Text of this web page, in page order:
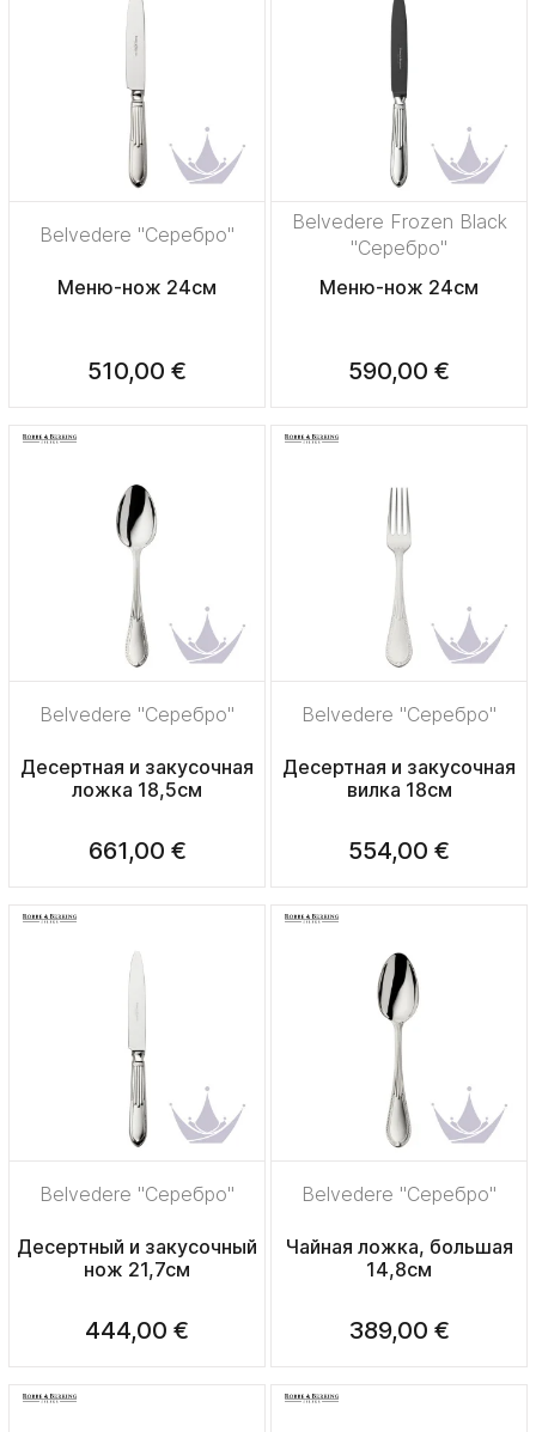
Belvedere "Серебро"
Меню-нож 24см
510,00 €
Belvedere Frozen Black
"Серебро"
Меню-нож 24см
590,00 €
Belvedere "Серебро"
Десертная и закусочная
ложка 18,5см
661,00 €
Belvedere "Серебро"
Десертная и закусочная
вилка 18см
554,00 €
Belvedere "Серебро"
Десертный и закусочный
нож 21,7см
444,00 €
Belvedere "Серебро"
Чайная ложка, большая
14,8см
389,00 €